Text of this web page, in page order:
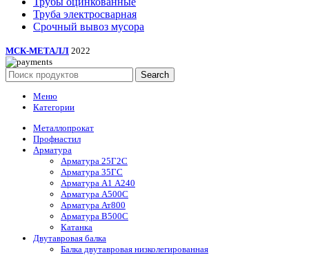
Труба электросварная
Срочный вывоз мусора
МСК-МЕТАЛЛ 2022
Search
Меню
Категории
Металлопрокат
Профнастил
Арматура
Арматура 25Г2С
Арматура 35ГС
Арматура А1 А240
Арматура А500С
Арматура Ат800
Арматура В500С
Катанка
Двутавровая балка
Балка двутавровая низколегированная